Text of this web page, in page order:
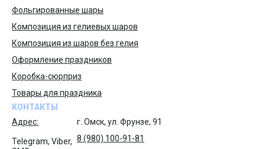
Фольгированные шары
Композиция из гелиевых шаров
Композиция из шаров без гелия
Оформление праздников
Коробка-сюрприз
Товары для праздника
КОНТАКТЫ
Адрес:
г. Омск, ул. Фрунзе, 91
Telegram, Viber, 8 (980) 100-91-81